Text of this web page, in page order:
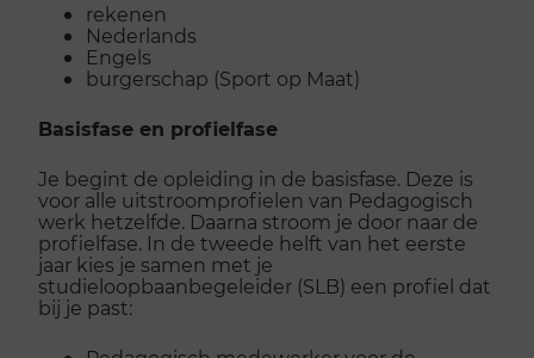
rekenen
Nederlands
Engels
burgerschap (Sport op Maat)
Basisfase en profielfase
Je begint de opleiding in de basisfase. Deze is
voor alle uitstroomprofielen van Pedagogisch
werk hetzelfde. Daarna stroom je door naar de
profielfase. In de tweede helft van het eerste
jaar kies je samen met je
studieloopbaanbegeleider (SLB) een profiel dat
bij je past: